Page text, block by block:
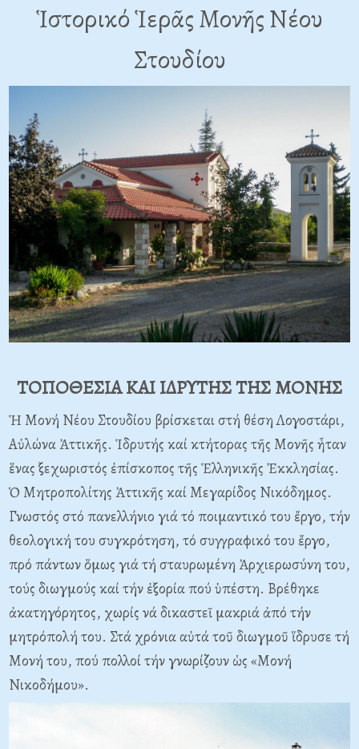
Ἱστορικό Ἱερᾶς Μονῆς Νέου
Στουδίου
ΤΟΠΟΘΕΣΙΑ ΚΑΙ ΙΔΡΥΤΗΣ ΤΗΣ ΜΟΝΗΣ
Ἡ Μονή Νέου Στουδίου βρίσκεται στή θέση Λογοστάρι,
Αὐλώνα Ἀττικῆς. Ἱδρυτής καί κτήτορας τῆς Μονῆς ἦταν
ἕνας ξεχωριστός ἐπίσκοπος τῆς Ἑλληνικῆς Ἐκκλησίας.
Ὁ Μητροπολίτης Ἀττικῆς καί Μεγαρίδος Νικόδημος.
Γνωστός στό πανελλήνιο γιά τό ποιμαντικό του ἔργο, τήν
θεολογική του συγκρότηση, τό συγγραφικό του ἔργο,
πρό πάντων ὅμως γιά τή σταυρωμένη Ἀρχιερωσύνη του,
τούς διωγμούς καί τήν ἐξορία πού ὑπέστη. Βρέθηκε
ἀκατηγόρητος, χωρίς νά δικαστεῖ μακριά ἀπό τήν
μητρόπολή του. Στά χρόνια αὐτά τοῦ διωγμοῦ ἵδρυσε τή
Μονή του, πού πολλοί τήν γνωρίζουν ὡς «Μονή
Νικοδήμου».